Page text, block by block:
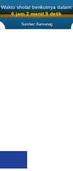
Waktu sholat berikutnya dalam:
6 jam 2 menit 8 detik
Sumber: Kemenag